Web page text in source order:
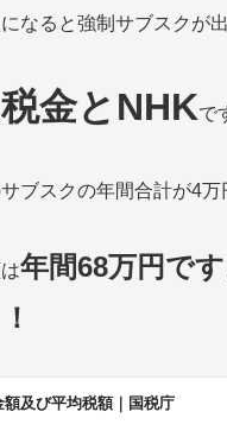
なると強制サブスクが出
税金とNHKで
ブスクの年間合計が4万
年間68万円で